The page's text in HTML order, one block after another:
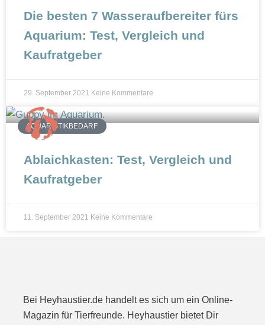
Die besten 7 Wasseraufbereiter fürs
Aquarium: Test, Vergleich und
Kaufratgeber
29. September 2021 Keine Kommentare
AQUARISTIKBEDARF
Ablaichkasten: Test, Vergleich und
Kaufratgeber
11. September 2021 Keine Kommentare
Bei Heyhaustier.de handelt es sich um ein Online-
Magazin für Tierfreunde. Heyhaustier bietet Dir